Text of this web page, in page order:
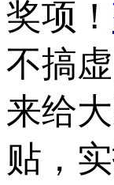
奖项！
不搞
来给
贴，